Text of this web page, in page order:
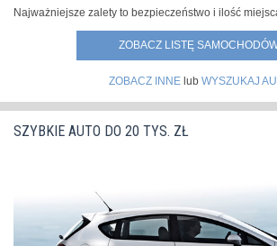
Najważniejsze zalety to bezpieczeństwo i ilość
ZOBACZ LISTĘ
ZOBACZ INNElub WYSZUKAJ
SZYBKIE AUTO DO 20 TYS. ZŁ